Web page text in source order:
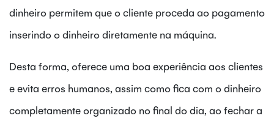
dinheiro permitem que o cliente proceda ao pagamento
inserindo o dinheiro diretamente na máquina.
Desta forma, oferece uma boa experiência aos clientes
e evita erros humanos, assim como fica com o dinheiro
completamente organizado no final do dia, ao fechar a